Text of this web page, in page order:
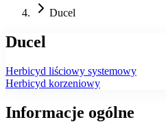
Ducel
Ducel
Herbicyd liściowy systemowy
Herbicyd korzeniowy
Informacje ogólne